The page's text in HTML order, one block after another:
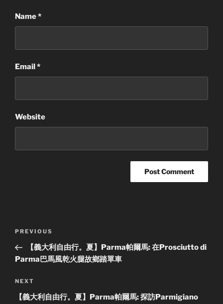
Name*
Email *
Website
Previous
Post
PREVIOUS
【義大利自由行。夏】Parma帕爾馬: 在Prosciutto di
Parma巴馬風乾火腿故鄉踏單車
Next
Post
NEXT
【義大利自由行。夏】Parma帕爾馬: 探訪Parmigiano